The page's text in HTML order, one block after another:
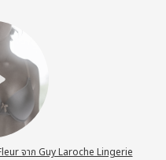
จาก Guy Laroche Lingerie